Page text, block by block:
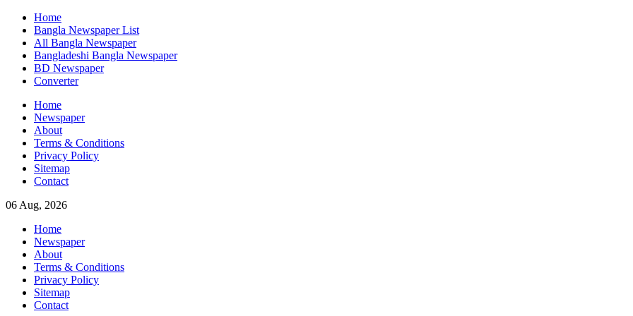
Skip
content
Home
Bangla Newspaper List
All Bangla Newspaper
Bangladeshi Bangla Newspaper
BD Newspaper
Converter
Home
Newspaper
About
Terms & Conditions
Privacy Policy
Sitemap
Contact
06 Aug, 2026
Home
Newspaper
About
Terms & Conditions
Privacy Policy
Sitemap
Contact